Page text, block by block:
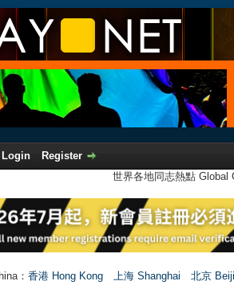
Login
Register
世界各地同志熱點
： 香港 Hong Kong 上海 Shanghai
北京